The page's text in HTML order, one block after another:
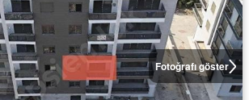
Fotoğrafı göster